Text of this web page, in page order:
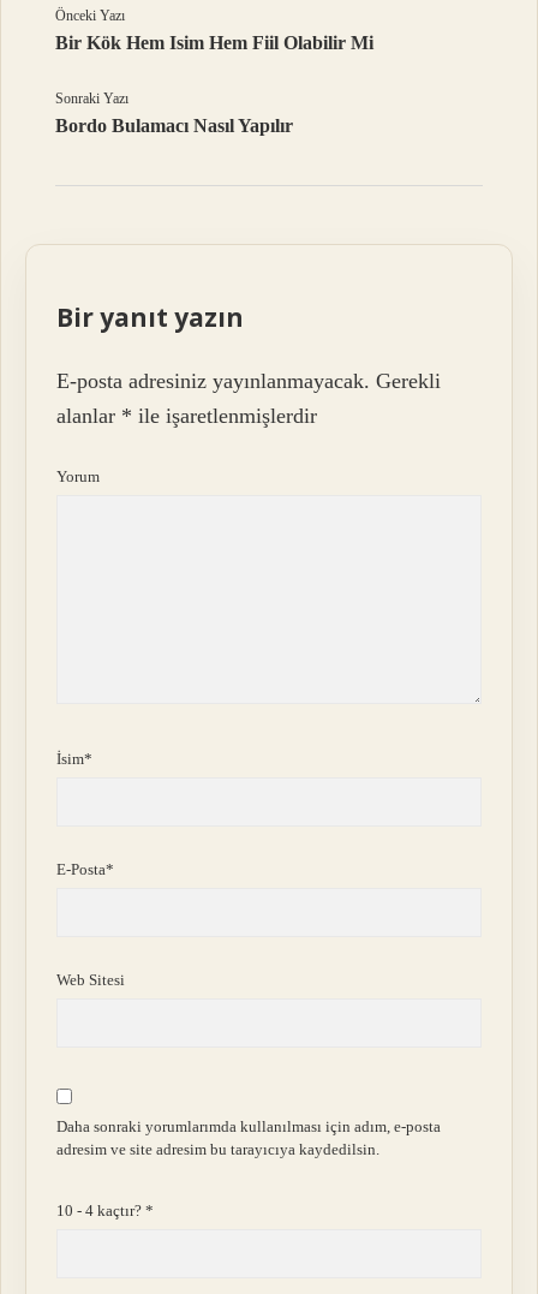
Önceki Yazı
Bir Kök Hem Isim Hem Fiil Olabilir Mi
Sonraki Yazı
Bordo Bulamacı Nasıl Yapılır
Bir yanıt yazın
E-posta adresiniz yayınlanmayacak. Gerekli
alanlar * ile işaretlenmişlerdir
Yorum
İsim*
E-Posta*
Web Sitesi
Daha sonraki yorumlarımda kullanılması için adım, e-posta
adresim ve site adresim bu tarayıcıya kaydedilsin.
10 - 4 kaçtır?*